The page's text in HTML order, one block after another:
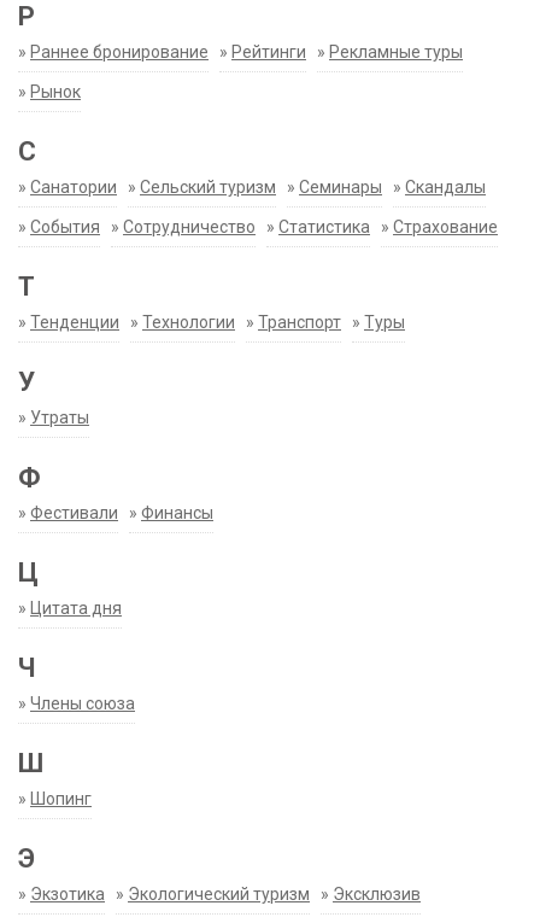
Р
» Раннее бронирование » Рейтинги » Рекламные туры
» Рынок
С
» Санатории » Сельский туризм » Семинары » Скандалы
» События » Сотрудничество » Статистика » Страхование
Т
» Тенденции » Технологии » Транспорт » Туры
У
» Утраты
Ф
» Фестивали » Финансы
Ц
» Цитата дня
Ч
» Члены союза
Ш
» Шопинг
Э
» Экзотика » Экологический туризм » Эксклюзив